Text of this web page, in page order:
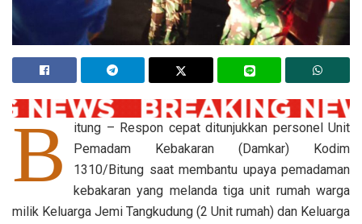
B
itung – Respon cepat ditunjukkan personel Unit
Pemadam Kebakaran (Damkar) Kodim
1310/Bitung saat membantu upaya pemadaman
kebakaran yang melanda tiga unit rumah warga
milik Keluarga Jemi Tangkudung (2 Unit rumah) dan Keluarga